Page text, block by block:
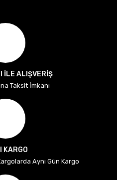
İLE ALIŞVERİŞ
Taksit İmkanı
KARGO
Aynı Gün Kargo